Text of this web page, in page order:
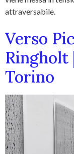
attraversabile.
Verso
Ringholt
Torino